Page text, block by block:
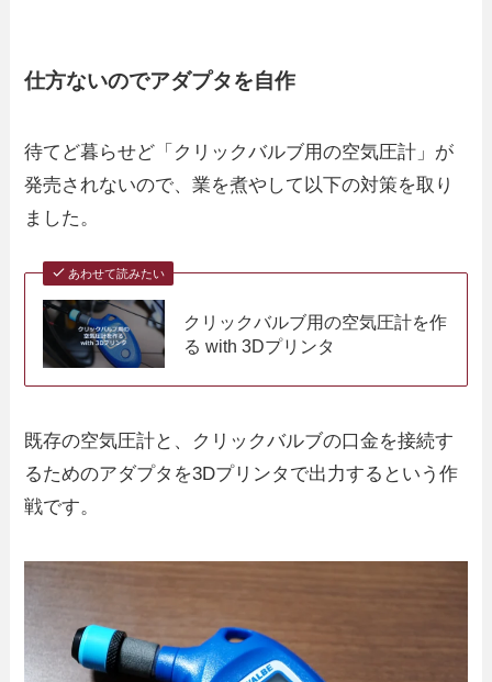
仕方ないのでアダプタを自作
待てど暮らせど「クリックバルブ用の空気圧計」が
発売されないので、業を煮やして以下の対策を取り
ました。
あわせて読みたい
クリックバルブ用の空気圧計を作
る with 3Dプリンタ
既存の空気圧計と、クリックバルブの口金を接続す
るためのアダプタを3Dプリンタで出力するという作
戦です。